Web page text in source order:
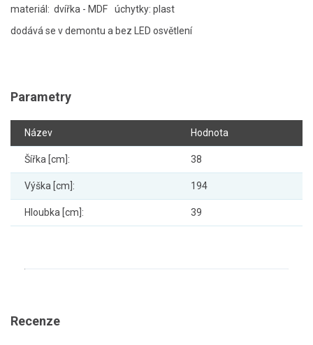
materiál: dvířka - MDF
úchytky: plast
dodává se v demontu a bez LED osvětlení
Parametry
Název Hodnota
Šířka [cm]: 38
Výška [cm]: 194
Hloubka [cm]: 39
Recenze